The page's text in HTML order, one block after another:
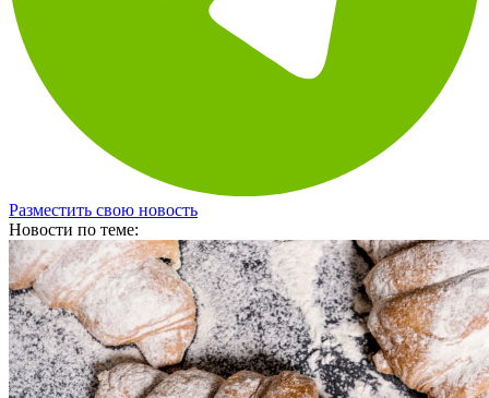
Разместить свою новость
Новости по теме: